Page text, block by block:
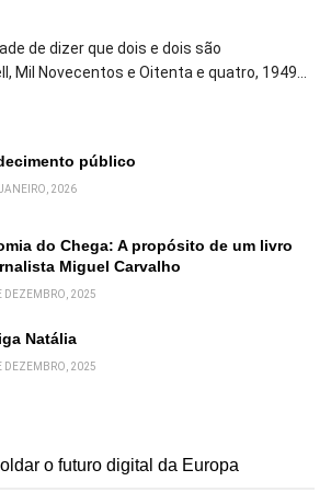
de dizer que dois e dois são
Mil Novecentos e Oitenta e quatro, 1949...
público
2026
do Chega: A propósito de um livro
Miguel Carvalho
DEZEMBRO, 2025
Natália
DEZEMBRO, 2025
o futuro digital da Europa